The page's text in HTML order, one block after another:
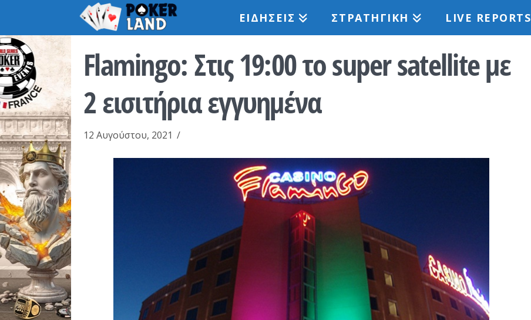
ΕΙΔΉΣΕΙΣ ΣΤΡΑΤΗΓΙΚΉ LIVE REPORTS
Flamingo: Στις 19:00 το super satellite με
2 εισιτήρια εγγυημένα
12 Αυγούστου, 2021